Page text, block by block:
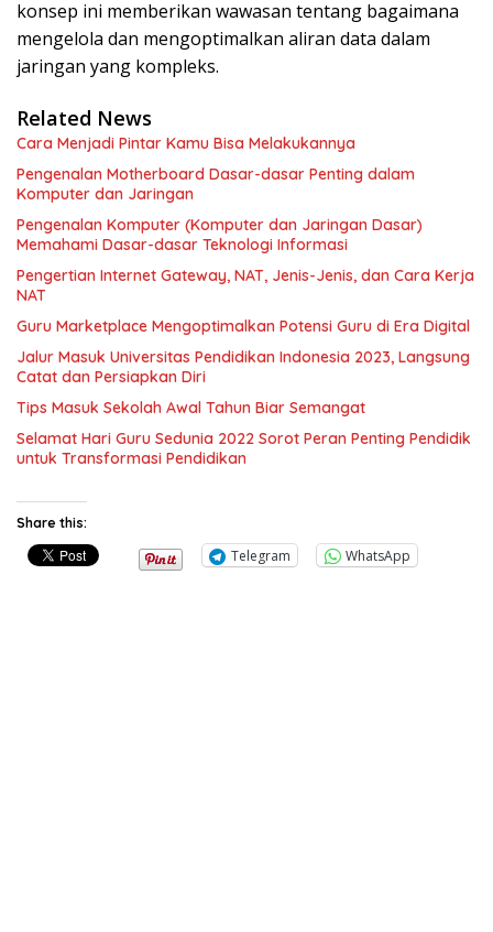
konsep ini memberikan wawasan tentang bagaimana
mengelola dan mengoptimalkan aliran data dalam
jaringan yang kompleks.
Related News
Cara Menjadi Pintar Kamu Bisa Melakukannya
Pengenalan Motherboard Dasar-dasar Penting dalam
Komputer dan Jaringan
Pengenalan Komputer (Komputer dan Jaringan Dasar)
Memahami Dasar-dasar Teknologi Informasi
Pengertian Internet Gateway, NAT, Jenis-Jenis, dan Cara Kerja
NAT
Guru Marketplace Mengoptimalkan Potensi Guru di Era Digital
Jalur Masuk Universitas Pendidikan Indonesia 2023, Langsung
Catat dan Persiapkan Diri
Tips Masuk Sekolah Awal Tahun Biar Semangat
Selamat Hari Guru Sedunia 2022 Sorot Peran Penting Pendidik
untuk Transformasi Pendidikan
Share this:
Telegram WhatsApp